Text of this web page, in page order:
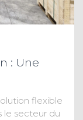
: Une
flexible
le secteur du